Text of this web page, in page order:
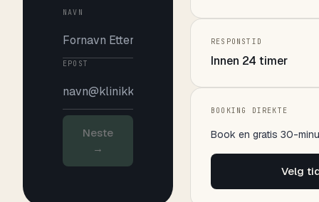
NAVN
EPOST
Neste
→
RESPONSTID
Innen 24 timer
BOOKING DIREKTE
Book en gratis 30-
Velg